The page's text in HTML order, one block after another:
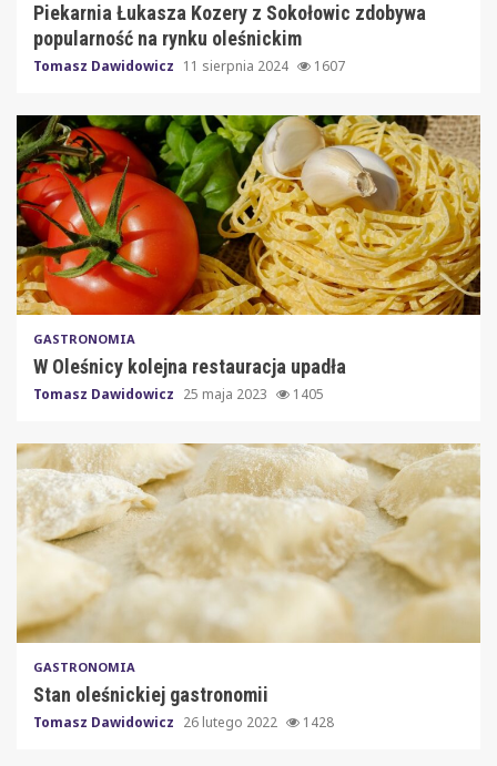
Piekarnia Łukasza Kozery z Sokołowic zdobywa
popularność na rynku oleśnickim
Tomasz Dawidowicz 11 sierpnia 2024 1607
GASTRONOMIA
W Oleśnicy kolejna restauracja upadła
Tomasz Dawidowicz 25 maja 2023 1405
GASTRONOMIA
Stan oleśnickiej gastronomii
Tomasz Dawidowicz 26 lutego 2022 1428